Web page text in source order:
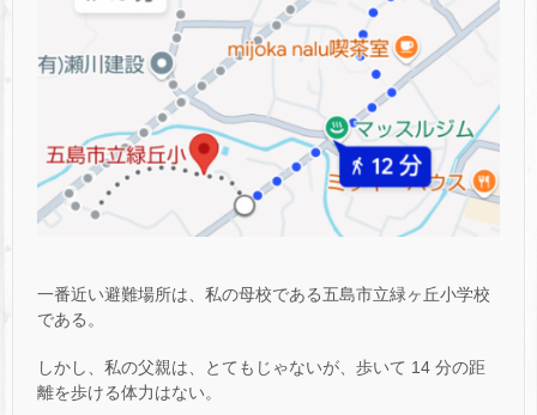
一番近い避難場所は、私の母校である五島市立緑ヶ丘小学校
である。
しかし、私の父親は、とてもじゃないが、歩いて 14 分の距
離を歩ける体力はない。